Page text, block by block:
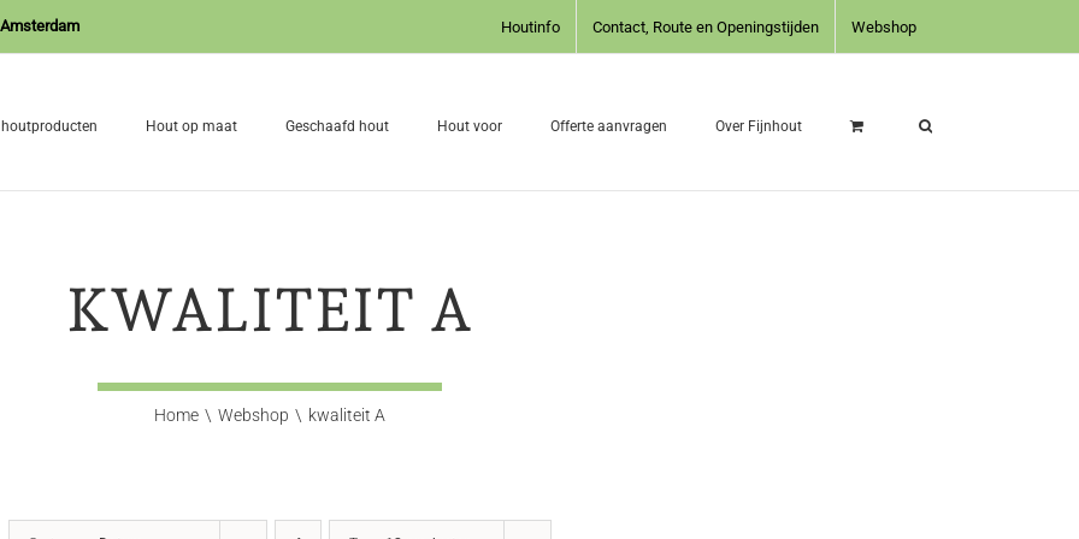
Houtinfo Contact, Route en Openingstijden Webshop
Hout op maat Geschaafd hout Hout voor Offerte aanvragen Over Fijnhout
KWALITEIT A
Home Webshop kwaliteit A